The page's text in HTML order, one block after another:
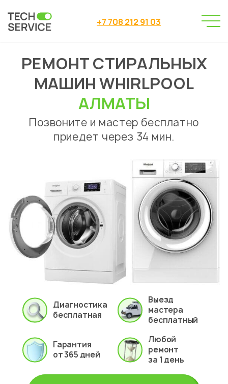
+7 708 212 91 03
Сервисный центр
→
Ремонт стиральных машин
→
Ремонт стиральных машин Whirlpool
РЕМОНТ СТИРАЛЬНЫХ
МАШИН WHIRLPOOL
АЛМАТЫ
Позвоните и мастер бесплатно
приедет через 34 мин.
Диагностика
бесплатная
Выезд
мастера
бесплатный
Гарантия
от 365 дней
Любой
ремонт
за 1 день